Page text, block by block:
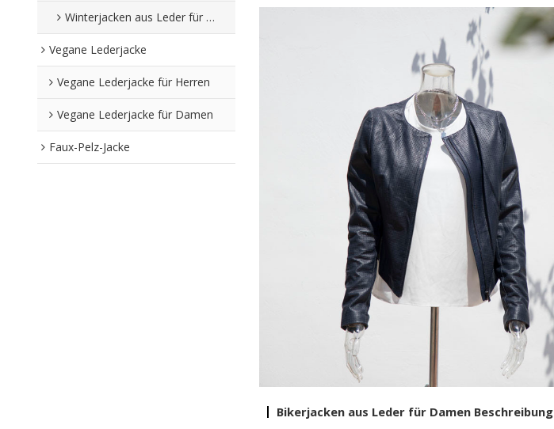
Winterjacken aus Leder für Herren
Vegane Lederjacke
Vegane Lederjacke für Herren
Vegane Lederjacke für Damen
Faux-Pelz-Jacke
Bikerjacken aus Leder für Damen Beschreibung